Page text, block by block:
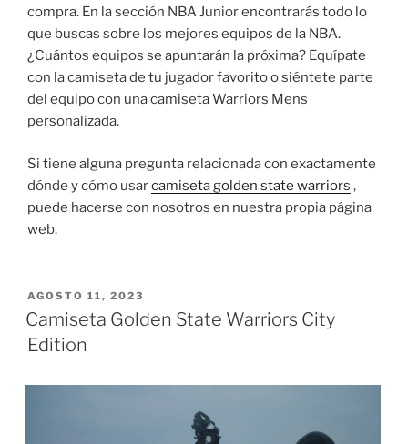
compra. En la sección NBA Junior encontrarás todo lo
que buscas sobre los mejores equipos de la NBA.
¿Cuántos equipos se apuntarán la próxima? Equípate
con la camiseta de tu jugador favorito o siéntete parte
del equipo con una camiseta Warriors Mens
personalizada.
Si tiene alguna pregunta relacionada con exactamente
dónde y cómo usarcamiseta golden state warriors ,
puede hacerse con nosotros en nuestra propia página
web.
PUBLICADO
EL
AGOSTO 11, 2023
Camiseta Golden State Warriors City
Edition